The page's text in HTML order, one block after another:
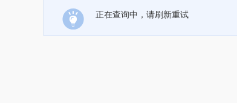
正在查询中，请刷新重试